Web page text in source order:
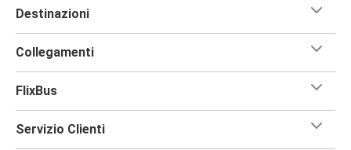
Destinazioni
Collegamenti
FlixBus
Servizio Clienti